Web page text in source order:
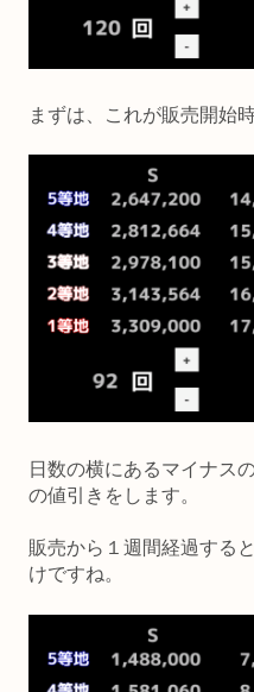
まずは、これが販売開始
日数の横にあるマイナス
の値引きをします。
販売から１週間経過する
けですね。